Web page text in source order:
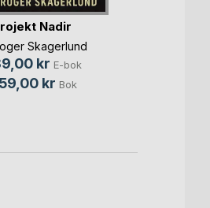
Nadir
Skagerlund
kr E-bok
kr Bok